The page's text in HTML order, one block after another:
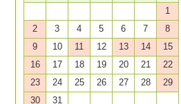
1
2
3 4 5 6 7
8
9
10 11 12 13 14
15
16
17 18 19 20 21
22
23
24 25 26 27 28
29
30
31